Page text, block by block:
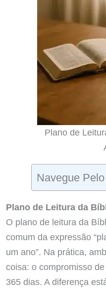
Plano de
Navegue
Plano de Leitura da
O plano de leitura da
comum da expressão
um ano”. Na prática,
coisa: o compromisso
365 dias. A diferença